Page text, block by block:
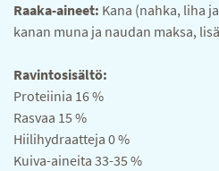
Raaka-aineet: Kana (nahka, liha
kanan muna ja naudan maksa,
Ravintosisältö:
Proteiinia 16 %
Rasvaa 15 %
Hiilihydraatteja 0 %
Kuiva-aineita 33-35 %